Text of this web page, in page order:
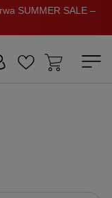
SUMMER SALE –